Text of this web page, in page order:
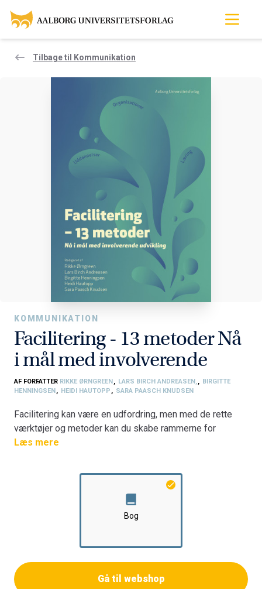
Tilbage til Kommunikation
KOMMUNIKATION
Facilitering - 13 metoder Nå
i mål med involverende
AF FORFATTER RIKKE ØRNGREEN, LARS BIRCH ANDREASEN,, BIRGITTE
HENNINGSEN, HEIDI HAUTOPP, SARA PAASCH KNUDSEN
Facilitering kan være en udfordring, men med de rette
værktøjer og metoder kan du skabe rammerne for
engagerende og effektive processer. I "Facilitering 13
præsenterer vi en række gennemprøvede
faciliteringsmetoder, der hjælper dig med at navigere i de
valg, du kan møde som facilitator. Uanset om du er
nybegynder eller erfaren facilitator, vil du finde praktiske
møder som facilitator af udviklings-, forandrings- eller
læreprocesser. Med eksempler fra virkeligheden viser vi,
Læs mere
Bog
Gå til webshop